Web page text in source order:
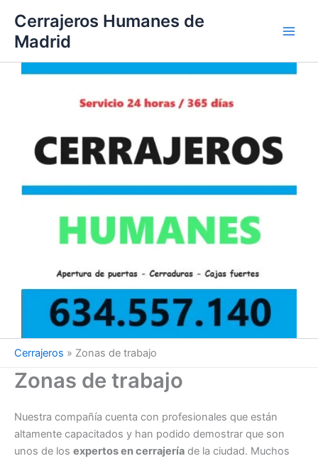
contenido
Cerrajeros Humanes de
Madrid
Cerrajeros » Zonas de trabajo
Zonas de trabajo
Nuestra compañía cuenta con profesionales que están
altamente capacitados y han podido demostrar que son
unos de los expertos en cerrajería de la ciudad. Muchos